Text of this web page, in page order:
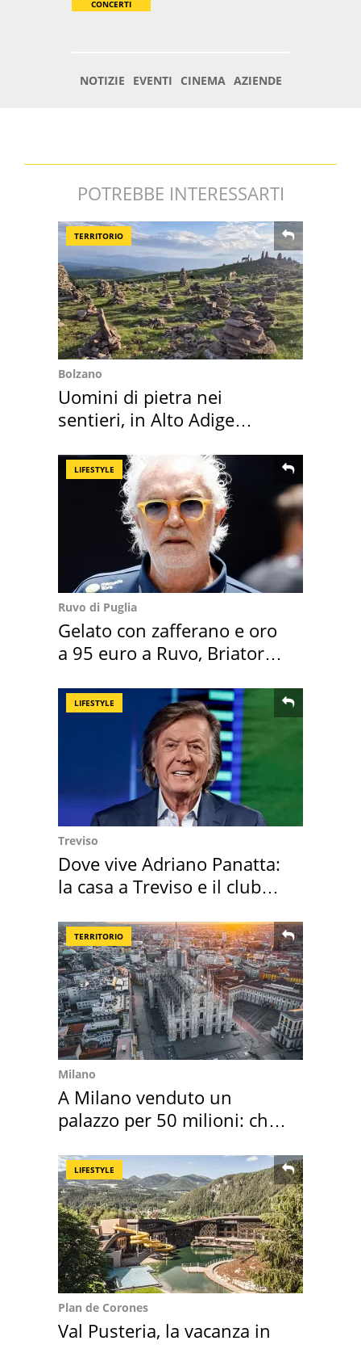
POTREBBE INTERESSARTI
TERRITORIO
Bolzano
Uomini di pietra nei
sentieri, in Alto Adige
LIFESTYLE
Ruvo di Puglia
Gelato con zafferano e oro
a 95 euro a Ruvo, Briatore
LIFESTYLE
Treviso
Dove vive Adriano Panatta:
la casa a Treviso e il club
TERRITORIO
Milano
A Milano venduto un
palazzo per 50 milioni: chi
LIFESTYLE
Plan de Corones
Val Pusteria, la vacanza in